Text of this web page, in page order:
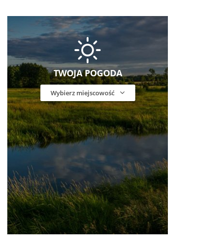
TWOJA POGODA
Wybierz miejscowość